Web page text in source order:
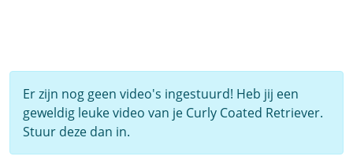
Er zijn nog geen video's ingestuurd! Heb jij een
geweldig leuke video van je Curly Coated Retriever.
Stuur deze dan in.